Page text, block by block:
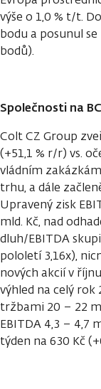
výše o 1,0 % t/t.
bodu a posunul
bodů).
Společnosti na
Colt CZ Group
(+51,1 % r/r) vs.
vládním
trhu, a dále
Upravený zisk
mld. Kč, nad
dluh/EBITDA
pololetí 3,16x),
nových akcií v
výhled na celý rok
tržbami 20 – 22
EBITDA 4,3 – 4,7
týden na 630 Kč